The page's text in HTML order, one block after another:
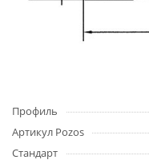
Профиль
Артикул Pozos
Стандарт